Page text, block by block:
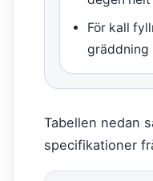
För kall
gräddning
Tabellen nedan
specifikationer